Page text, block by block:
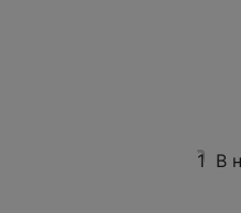
1 В